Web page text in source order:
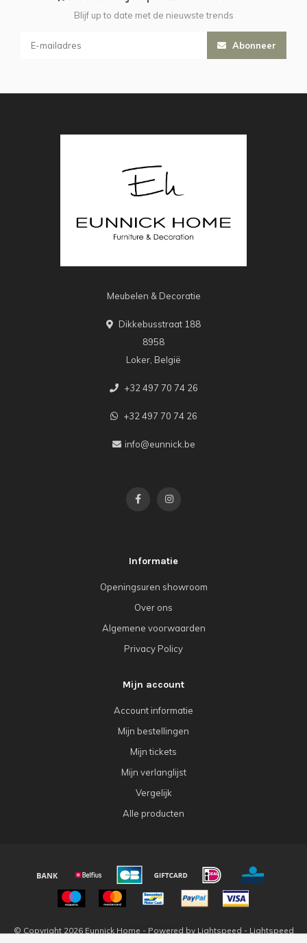
Blijf up to date met de nieuwste trends
Abonneer
Meubelen & Decoratie
Dikkebusstraat 188
8958
Loker, België
+32 497 70 74 26
+32 497 70 74 26
info@eunnick.be
Informatie
Openingsuren showroom
Over ons
Algemene voorwaarden
Privacy Policy
Mijn account
Account informatie
Mijn bestellingen
Mijn tickets
Mijn verlanglijst
Vergelijk
Alle producten
© Copyright 2026 Eunnick Home - Powered by Lightspeed - Lightspeed